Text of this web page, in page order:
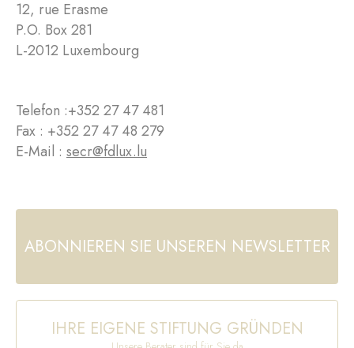
12, rue Erasme
P.O. Box 281
L-2012 Luxembourg
Telefon :+352 27 47 481
Fax : +352 27 47 48 279
E-Mail : secr@fdlux.lu
ABONNIEREN SIE UNSEREN NEWSLETTER
IHRE EIGENE STIFTUNG GRÜNDEN